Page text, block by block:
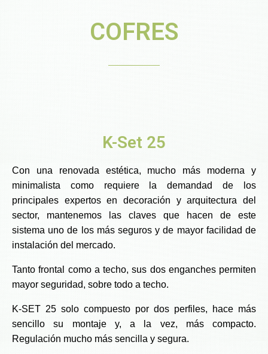
COFRES
K-Set 25
Con una renovada estética, mucho más moderna y
minimalista como requiere la demandad de los
principales expertos en decoración y arquitectura del
sector, mantenemos las claves que hacen de este
sistema uno de los más seguros y de mayor facilidad de
instalación del mercado.
Tanto frontal como a techo, sus dos enganches permiten
mayor seguridad, sobre todo a techo.
K-SET 25 solo compuesto por dos perfiles, hace más
sencillo su montaje y, a la vez, más compacto.
Regulación mucho más sencilla y segura.